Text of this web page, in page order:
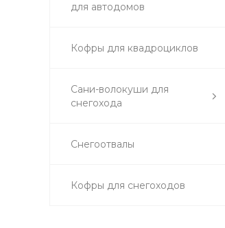
для автодомов
Кофры для квадроциклов
Сани-волокуши для
снегохода
Снегоотвалы
Кофры для снегоходов